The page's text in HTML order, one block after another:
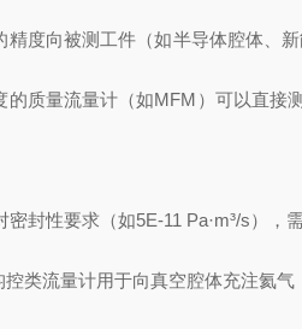
度向被测工件（如半导体腔体、
质量流量计（如MFM）可以直
封性要求（如5E-11 Pa·m³/s）
类流量计用于向真空腔体充注氦气